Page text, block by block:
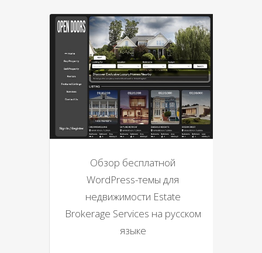
Обзор бесплатной
WordPress-темы для
недвижимости Estate
Brokerage Services на русском
языке